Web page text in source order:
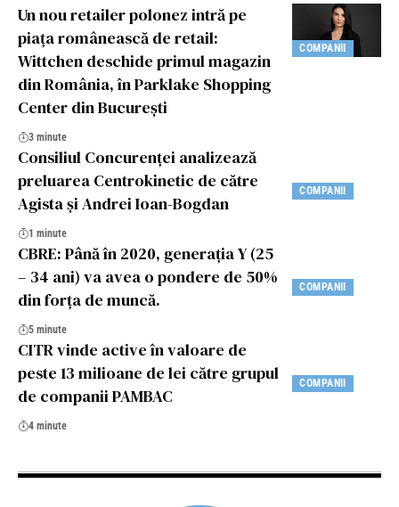
COMPANII
Un nou retailer polonez intră pe
piața românească de retail:
Wittchen deschide primul magazin
din România, în Parklake Shopping
Center din București
3 minute
COMPANII
Consiliul Concurenței analizează
preluarea Centrokinetic de către
Agista și Andrei Ioan-Bogdan
1 minute
COMPANII
CBRE: Până în 2020, generația Y (25
– 34 ani) va avea o pondere de 50%
din forța de muncă.
5 minute
COMPANII
CITR vinde active în valoare de
peste 13 milioane de lei către grupul
de companii PAMBAC
4 minute